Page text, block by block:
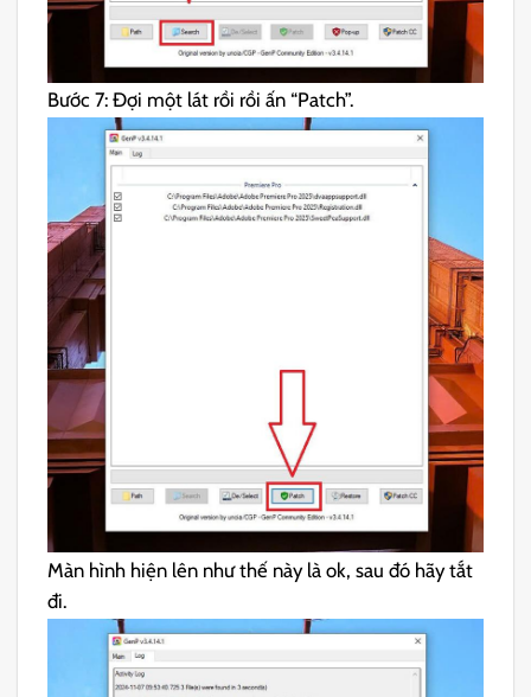
Bước 7: Đợi một lát rồi rồi ấn “Patch”.
Màn hình hiện lên như thế này là ok, sau đó hãy tắt
đi.